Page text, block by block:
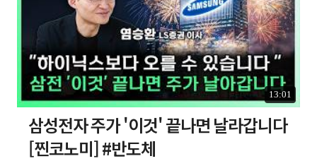
13:01
삼성전자 주가 '이것' 끝나면 날라갑니다
[찐코노미] #반도체